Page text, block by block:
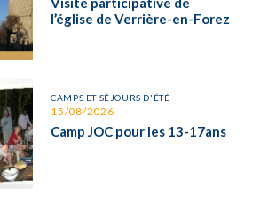
l’église de Verrière-en-Forez
CAMPS ET SÉJOURS D'ÉTÉ
15/08/2026
Camp JOC pour les 13-17ans